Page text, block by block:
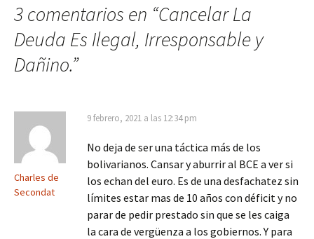
3 comentarios en “Cancelar La
Deuda Es Ilegal, Irresponsable y
Dañino.”
Charles de
Secondat
9 febrero, 2021 a las 12:34 pm
No deja de ser una táctica más de los
bolivarianos. Cansar y aburrir al BCE a ver si
los echan del euro. Es de una desfachatez sin
límites estar mas de 10 años con déficit y no
parar de pedir prestado sin que se les caiga
la cara de vergüenza a los gobiernos. Y para